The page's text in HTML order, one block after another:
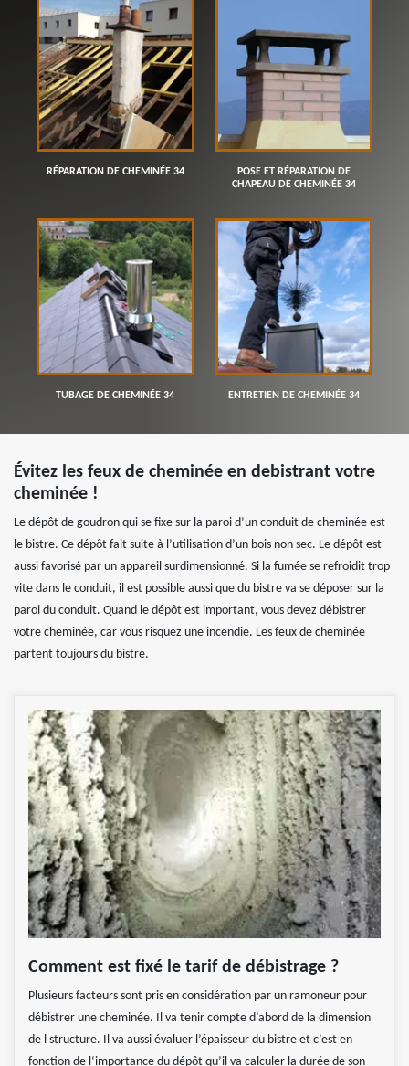
RÉPARATION DE CHEMINÉE 34
POSE ET RÉPARATION DE
CHAPEAU DE CHEMINÉE 34
TUBAGE DE CHEMINÉE 34 ENTRETIEN DE CHEMINÉE 34
Évitez les feux de cheminée en debistrant votre
cheminée !
Le dépôt de goudron qui se fixe sur la paroi d’un conduit de cheminée est
le bistre. Ce dépôt fait suite à l’utilisation d’un bois non sec. Le dépôt est
aussi favorisé par un appareil surdimensionné. Si la fumée se refroidit trop
vite dans le conduit, il est possible aussi que du bistre va se déposer sur la
paroi du conduit. Quand le dépôt est important, vous devez débistrer
votre cheminée, car vous risquez une incendie. Les feux de cheminée
partent toujours du bistre.
Comment est fixé le tarif de débistrage ?
Plusieurs facteurs sont pris en considération par un ramoneur pour
débistrer une cheminée. Il va tenir compte d’abord de la dimension
de l structure. Il va aussi évaluer l’épaisseur du bistre et c’est en
fonction de l‘importance du dépôt qu’il va calculer la durée de son